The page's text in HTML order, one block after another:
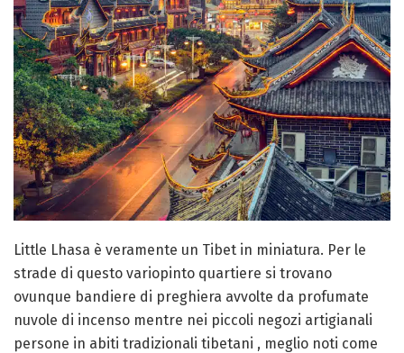
Little Lhasa è veramente un Tibet in miniatura. Per le
strade di questo variopinto quartiere si trovano
ovunque bandiere di preghiera avvolte da profumate
nuvole di incenso mentre nei piccoli negozi artigianali
persone in abiti tradizionali tibetani , meglio noti come